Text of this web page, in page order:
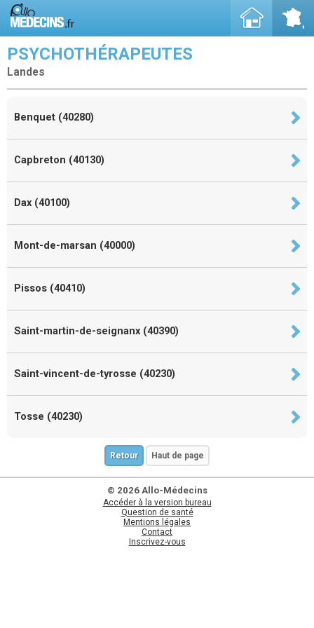
PSYCHOTHÉRAPEUTES
Landes
Benquet (40280)
Capbreton (40130)
Dax (40100)
Mont-de-marsan (40000)
Pissos (40410)
Saint-martin-de-seignanx (40390)
Saint-vincent-de-tyrosse (40230)
Tosse (40230)
Retour Haut de page
© 2026 Allo-Médecins
Accéder à la version bureau
Question de santé
Mentions légales
Contact
Inscrivez-vous